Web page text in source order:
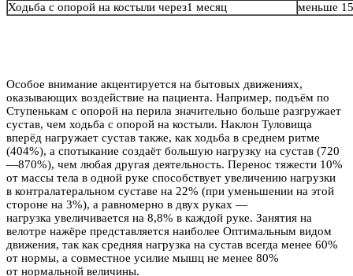
Ходьба с опорой на костыли через1 месяц
меньше
Особое внимание акцентируется на бытовых движениях,
оказывающих воздействие на пациента. Например, подъём по
Ступенькам с опорой на перила значительно больше разгружает
сустав, чем ходьба с опорой на костыли. Наклон Туловища
вперёд нагружает сустав также, как ходьба в среднем ритме
(404%), а спотыкание создаёт большую нагрузку на сустав (720
—870%), чем любая другая деятельность. Перенос тяжести 10%
от массы тела в одной руке способствует увеличению нагрузки
в контралатеральном суставе на 22% (при уменьшении на этой
стороне на 3%), а равномерно в двух руках —
нагрузка увеличивается на 8,8% в каждой руке. Занятия на
велотре нажёре представляется наиболее Оптимальным видом
движения, так как средняя нагрузка на сустав всегда менее 60%
от нормы, а совместное усилие мышц не менее 80%
от нормальной величины.